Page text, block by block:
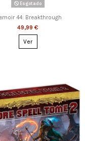
Esgotado
44: Breakthrough
49,99 €
Ver